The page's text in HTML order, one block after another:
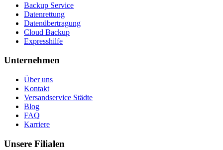
Backup Service
Datenrettung
Datenübertragung
Cloud Backup
Expresshilfe
Unternehmen
Über uns
Kontakt
Versandservice Städte
Blog
FAQ
Karriere
Unsere Filialen